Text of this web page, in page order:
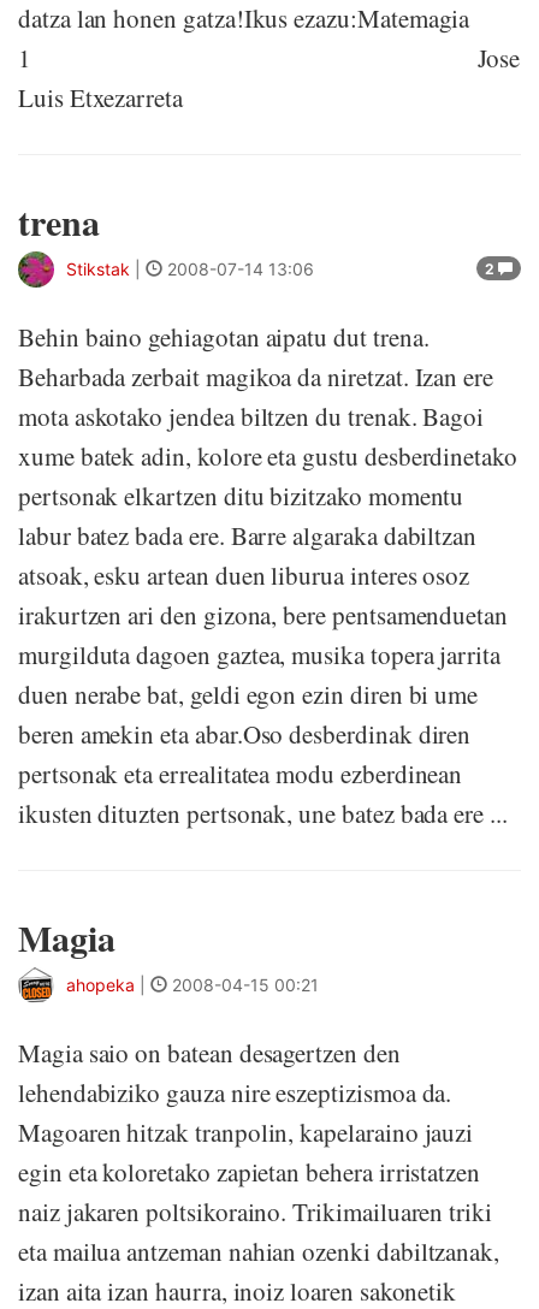
datza lan honen gatza!Ikus ezazu:Matemagia
1 Jose
Luis Etxezarreta
trena
2
Stikstak 2008-07-14 13:06
Behin baino gehiagotan aipatu dut trena.
Beharbada zerbait magikoa da niretzat. Izan ere
mota askotako jendea biltzen du trenak. Bagoi
xume batek adin, kolore eta gustu desberdinetako
pertsonak elkartzen ditu bizitzako momentu
labur batez bada ere. Barre algaraka dabiltzan
atsoak, esku artean duen liburua interes osoz
irakurtzen ari den gizona, bere pentsamenduetan
murgilduta dagoen gaztea, musika topera jarrita
duen nerabe bat, geldi egon ezin diren bi ume
beren amekin eta abar.Oso desberdinak diren
pertsonak eta errealitatea modu ezberdinean
ikusten dituzten pertsonak, une batez bada ere ...
Magia
ahopeka 2008-04-15 00:21
Magia saio on batean desagertzen den
lehendabiziko gauza nire eszeptizismoa da.
Magoaren hitzak tranpolin, kapelaraino jauzi
egin eta koloretako zapietan behera irristatzen
naiz jakaren poltsikoraino. Trikimailuaren triki
eta mailua antzeman nahian ozenki dabiltzanak,
izan aita izan haurra, inoiz loaren sakonetik